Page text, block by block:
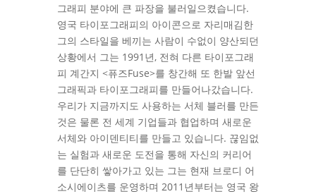
그래피 분야에 큰 파장을 불러일으켰습니다.
영국 타이포그래피의 아이콘으로 자리매김한
그의 스타일을 베끼는 사람이 수없이 양산되던
상황에서 그는 1991년, 전혀 다른 타이포그래
피 계간지 <퓨즈Fuse>를 창간해 또 한발 앞선
그래픽과 타이포그래피를 만들어나갔습니다.
우리가 지금까지도 사용하는 서체 블러를 만든
것은 물론 전 세계 기업들과 협업하며 새로운
서체와 아이덴티티를 만들고 있습니다. 끊임없
는 실험과 새로운 도전을 통해 자신의 커리어
를 단단히 쌓아가고 있는 그는 현재 브로디 어
소시에이츠를 운영하며 2011년부터는 영국 왕